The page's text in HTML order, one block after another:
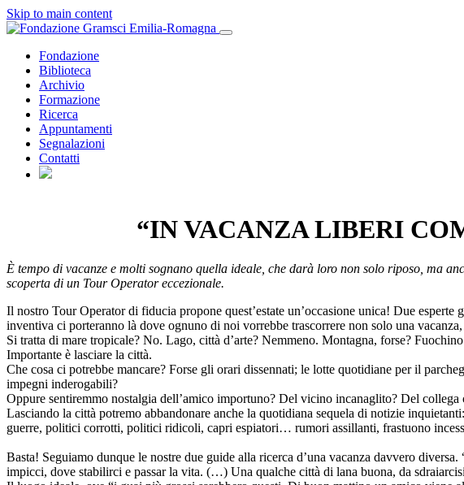
Skip to main content
Fondazione
Biblioteca
Archivio
Formazione
Ricerca
Appuntamenti
Segnalazioni
Contatti
“IN VACANZA LIBERI
È tempo di vacanze e molti sognano quella ideale, che darà loro non solo riposo, ma
scoperta di un Tour Operator eccezionale.
Il nostro Tour Operator di fiducia propone quest’estate un’occasione unica! Due esperte
inventiva ci porteranno là dove ognuno di noi vorrebbe trascorrere non solo una
Si tratta di mare tropicale? No. Lago, città d’arte? Nemmeno. Montagna, forse?
Importante è lasciare la città.
Che cosa ci potrebbe mancare? Forse gli orari dissennati; le lotte quotidiane per il
impegni inderogabili?
Oppure sentiremmo nostalgia dell’amico importuno? Del vicino incanaglito? Del collega
Lasciando la città potremo abbandonare anche la quotidiana sequela di notizie
guerre, politici corrotti, politici ridicoli, capri espiatori… rumori assillanti, frastuono
Basta! Seguiamo dunque le nostre due guide alla ricerca d’una vacanza davvero
impicci, dove stabilirci e passar la vita. (…) Una qualche città di lana buona, da